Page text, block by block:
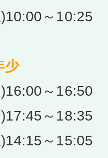
～10:25
少
～16:50
～18:35
～15:05